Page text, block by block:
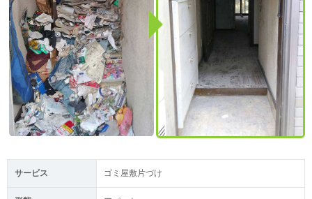
サービス ゴミ屋敷片づけ